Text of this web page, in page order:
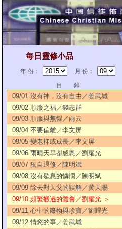
每日靈修小品
年 份：
月 份：
目 錄
09/01 沒有神，沒有自由／姜武城
09/02 順服之福／錢志群
09/03 順服與無懼／雨云
09/04 不要偏離／李文屏
09/05 變老抑或成長／李文屏
09/06 雨晴天旱都感恩／劉耀光
09/07 獨自退修／陳明斌
09/08 沒有歇息的憐憫／陳明斌
09/09 除去對天父的誤解／黃天賜
09/10 頻繁搬遷的體會／劉耀光 ＞
09/11 心中的廢物與珍寶／劉耀光
09/12 情慾的事／姜武城